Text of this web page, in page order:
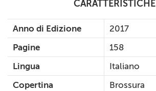
CARATTERISTICHE
Anno di Edizione
2017
Pagine
158
Lingua
Italiano
Copertina
Brossura